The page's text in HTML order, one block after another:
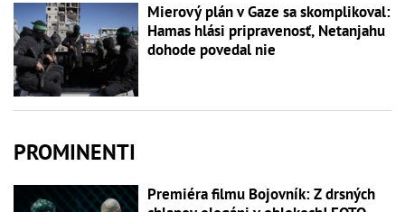
Mierový plán v Gaze sa skomplikoval:
Hamas hlási pripravenosť, Netanjahu
dohode povedal nie
PROMINENTI
Premiéra filmu Bojovník: Z drsných